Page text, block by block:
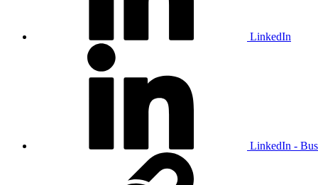
LinkedIn
LinkedIn -